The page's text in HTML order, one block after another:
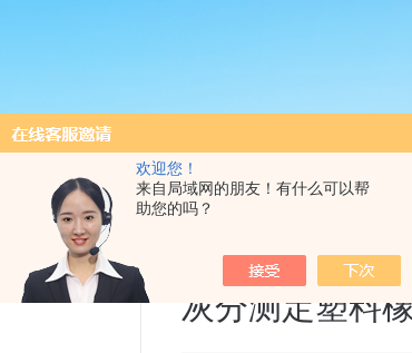
欢迎您！
来自局域网的朋友！有什么可以帮
助您的吗？
灰分测定马弗炉 > SX2-8-10灰分测定塑料橡胶马
灰分测定塑料